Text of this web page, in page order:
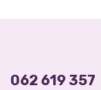
062 619 357